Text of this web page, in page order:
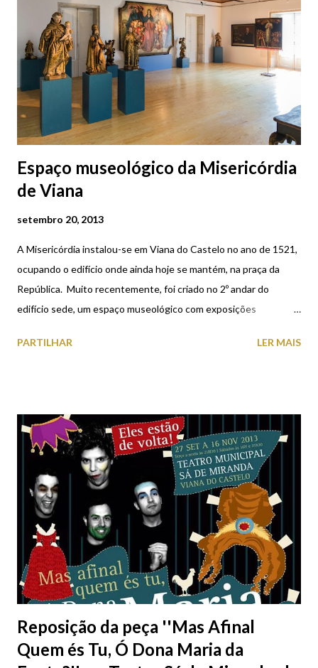
Espaço museológico da Misericórdia
de Viana
setembro 20, 2013
A Misericórdia instalou-se em Viana do Castelo no ano de 1521,
ocupando o edifício onde ainda hoje se mantém, na praça da
República. Muito recentemente, foi criado no 2º andar do
edifício sede, um espaço museológico com exposições
acumulando ao longo destes quase 500 anos de história. Louva-
Castelo. (clique nas imagens para ampliar e ver melhor)
PARTILHAR LER MAIS
Reposição da peça ''Mas Afinal
Quem és Tu, Ó Dona Maria da